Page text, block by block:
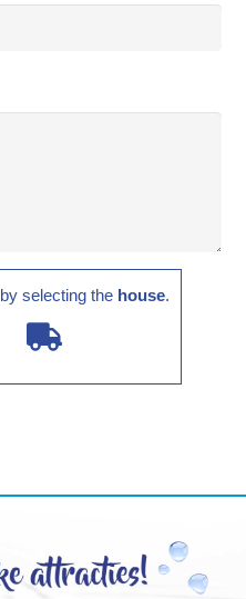
selecting thehouse.